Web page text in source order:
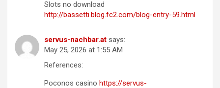
Slots no download
http://bassetti.blog.fc2.com/blog-entry-59.html
servus-nachbar.at says:
May 25, 2026 at 1:55 AM
References:
Poconos casino https://servus-